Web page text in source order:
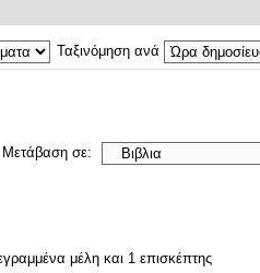
Ταξινόμηση ανά
Μετάβαση σε:
μέλη και 1 επισκέπτης